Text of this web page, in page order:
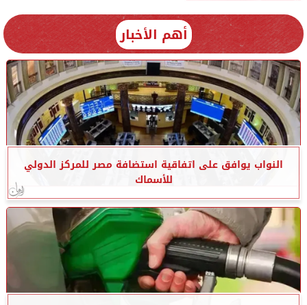
أهم الأخبار
النواب يوافق على اتفاقية استضافة مصر للمركز الدولي
للأسماك